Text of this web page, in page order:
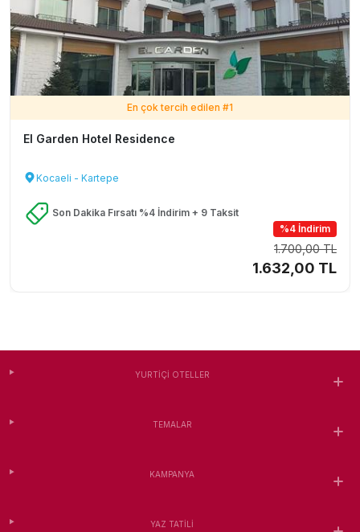
En çok tercih edilen #1
El Garden Hotel Residence
Kocaeli - Kartepe
Son Dakika Fırsatı %4 İndirim + 9 Taksit
%4 İndirim
1.700,00 TL
1.632,00 TL
YURTIÇI OTELLER
TEMALAR
KAMPANYA
YAZ TATILI